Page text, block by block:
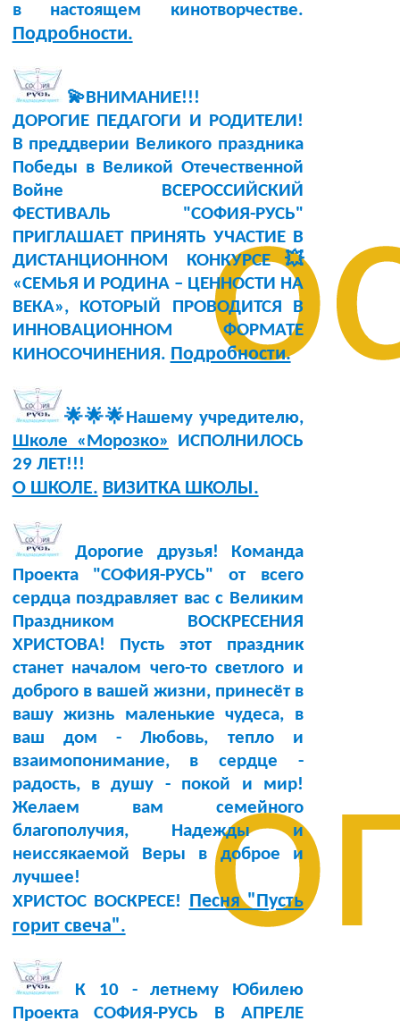
в настоящем кинотворчестве.
Подробности.
💫ВНИМАНИЕ!!!
ДОРОГИЕ ПЕДАГОГИ И РОДИТЕЛИ!
В преддверии Великого праздника
Победы в Великой Отечественной
Войне ВСЕРОССИЙСКИЙ
ФЕСТИВАЛЬ "СОФИЯ-РУСЬ"
ПРИГЛАШАЕТ ПРИНЯТЬ УЧАСТИЕ В
ДИСТАНЦИОННОМ КОНКУРСЕ💥
«СЕМЬЯ И РОДИНА – ЦЕННОСТИ НА
ВЕКА», КОТОРЫЙ ПРОВОДИТСЯ В
ИННОВАЦИОННОМ ФОРМАТЕ
КИНОСОЧИНЕНИЯ. Подробности.
🌟🌟🌟Нашему учредителю,
Школе «Морозко» ИСПОЛНИЛОСЬ
29 ЛЕТ!!!
О ШКОЛЕ. ВИЗИТКА ШКОЛЫ.
Дорогие друзья! Команда
Проекта "СОФИЯ-РУСЬ" от всего
сердца поздравляет вас с Великим
Праздником ВОСКРЕСЕНИЯ
ХРИСТОВА! Пусть этот праздник
станет началом чего-то светлого и
доброго в вашей жизни, принесёт в
вашу жизнь маленькие чудеса, в
ваш дом - Любовь, тепло и
взаимопонимание, в сердце -
радость, в душу - покой и мир!
Желаем вам семейного
благополучия, Надежды и
неиссякаемой Веры в доброе и
лучшее!
ХРИСТОС ВОСКРЕСЕ! Песня "Пусть
горит свеча".
К 10 - летнему Юбилею
Проекта СОФИЯ-РУСЬ В АПРЕЛЕ